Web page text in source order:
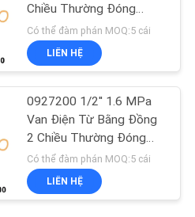
bôi trơn
109
Chiều Thường Đóng
24VDC 110VAC 220VAC
Có thể đàm phán MOQ:5 cái
LIÊN HỆ
0927200 1/2'' 1.6 MPa
Van Điện Từ Bằng Đồng
2 Chiều Thường Đóng
24V 110V 220V
Có thể đàm phán MOQ:5 cái
LIÊN HỆ